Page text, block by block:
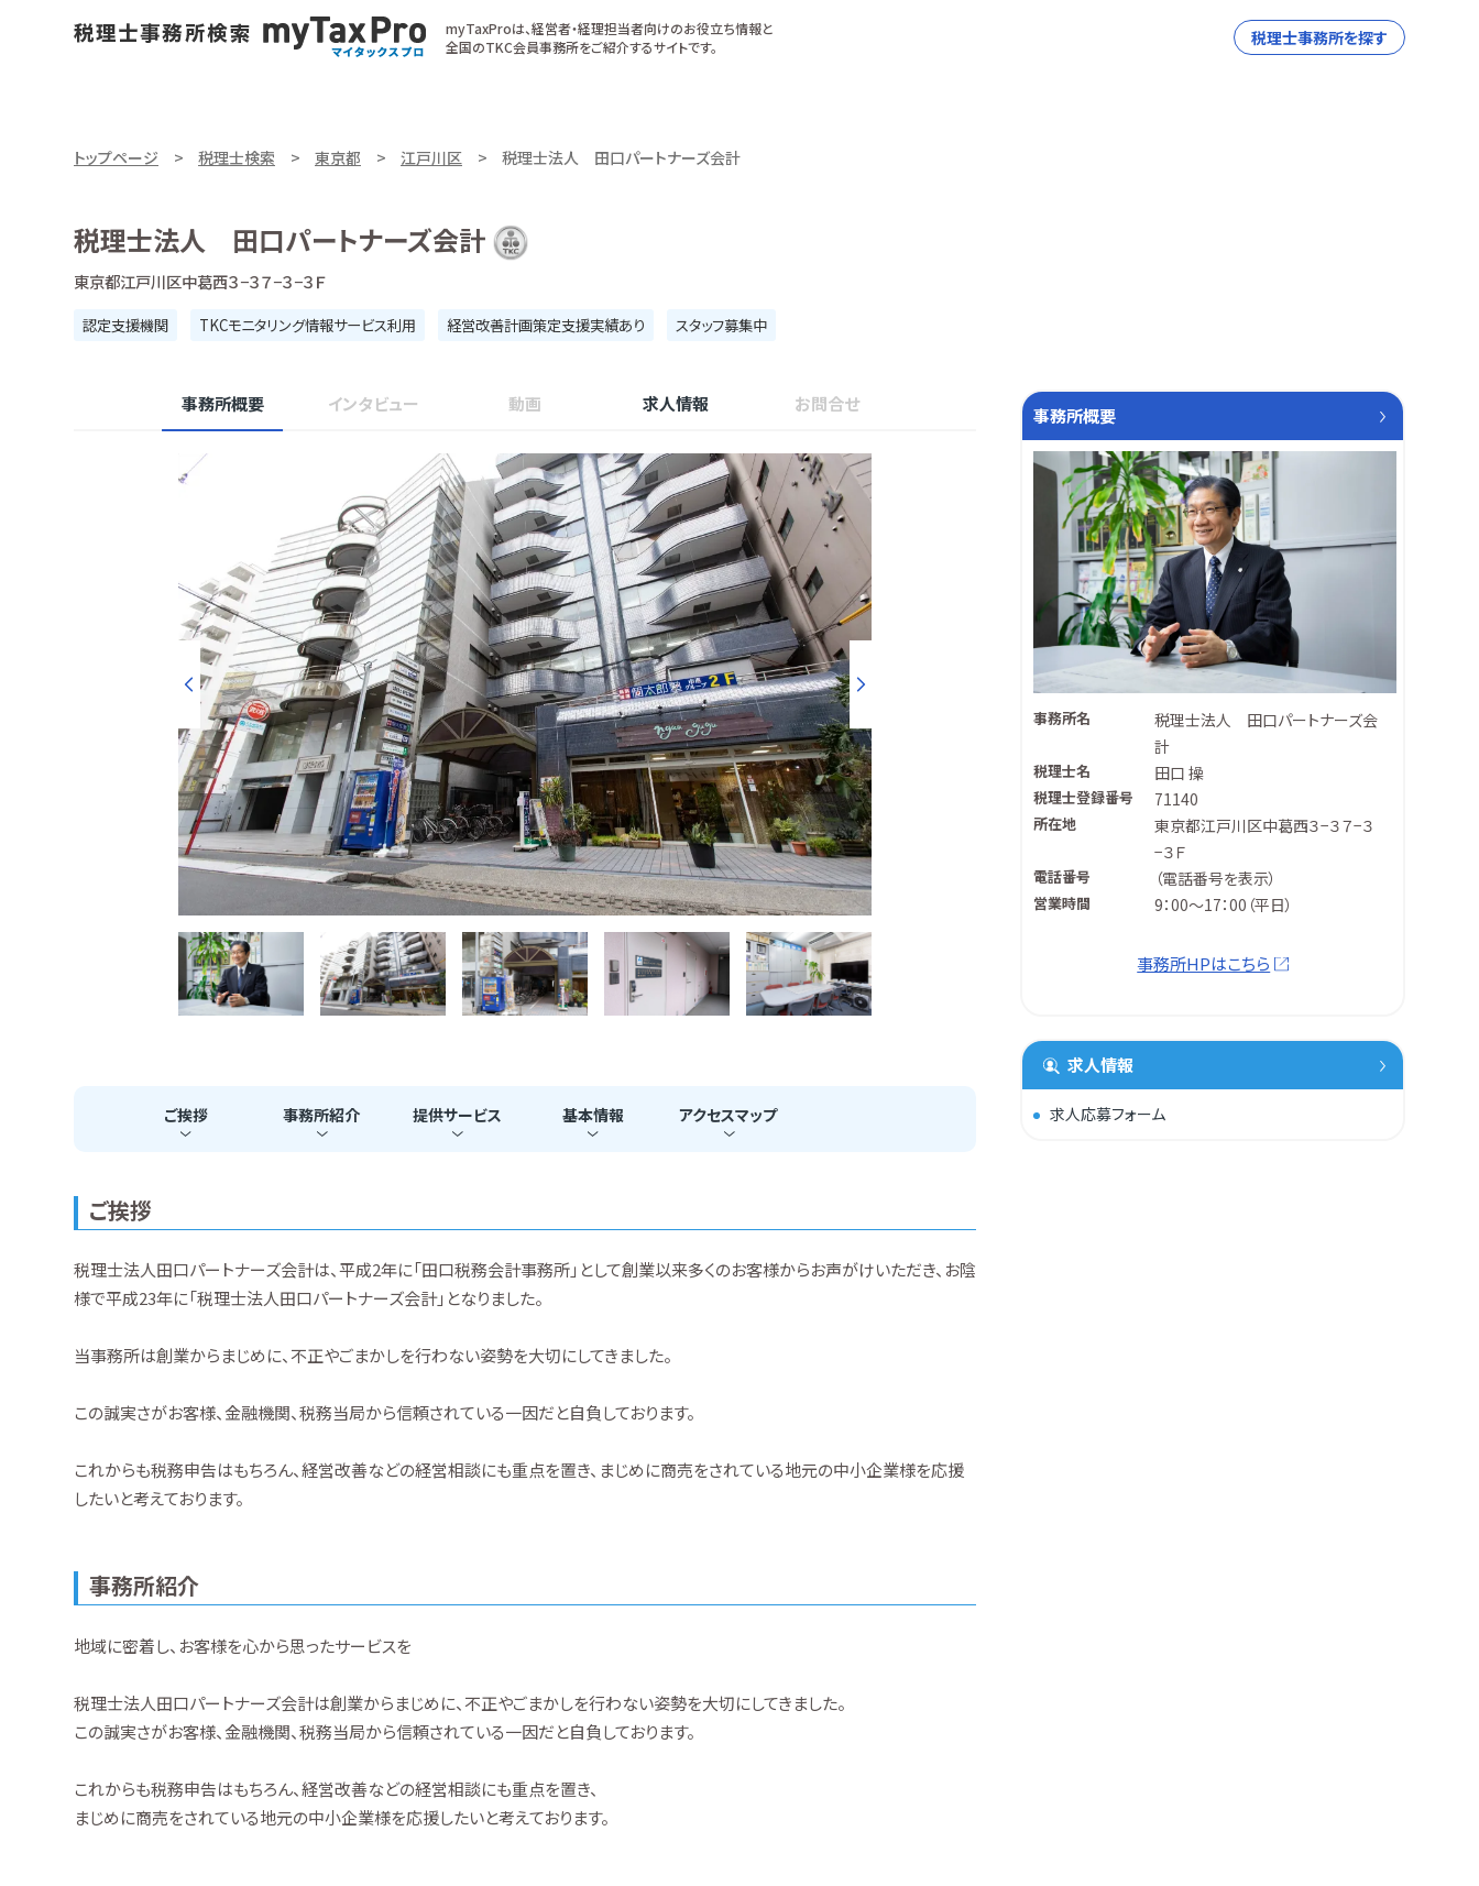
myTaxProは、経営者・経理担当者向けのお役立ち情報と
全国のTKC会員事務所をご紹介するサイトです。
税理士事務所を探す
トップページ 税理士検索 東京都 江戸川区 税理士法人 田口パートナーズ会計
税理士法人 田口パートナーズ会計
東京都江戸川区中葛西３−３７−３−３Ｆ
認定支援機関 TKCモニタリング情報サービス利用 経営改善計画策定支援実績あり スタッフ募集中
事務所概要 インタビュー 動画 求人情報 お問合せ
ご挨拶 事務所紹介 提供サービス 基本情報 アクセスマップ
ご挨拶
税理士法人田口パートナーズ会計は、平成2年に「田口税務会計事務所」として創業以来多くのお客様からお声がけいただき、お陰
様で平成23年に「税理士法人田口パートナーズ会計」となりました。
当事務所は創業からまじめに、不正やごまかしを行わない姿勢を大切にしてきました。
この誠実さがお客様、金融機関、税務当局から信頼されている一因だと自負しております。
これからも税務申告はもちろん、経営改善などの経営相談にも重点を置き、まじめに商売をされている地元の中小企業様を応援
したいと考えております。
事務所紹介
地域に密着し、お客様を心から思ったサービスを
税理士法人田口パートナーズ会計は創業からまじめに、不正やごまかしを行わない姿勢を大切にしてきました。
この誠実さがお客様、金融機関、税務当局から信頼されている一因だと自負しております。
これからも税務申告はもちろん、経営改善などの経営相談にも重点を置き、
まじめに商売をされている地元の中小企業様を応援したいと考えております。
事務所概要
事務所名
税理士法人 田口パートナーズ会
計
税理士名 田口 操
税理士登録番号 71140
所在地
東京都江戸川区中葛西３−３７−３
−３Ｆ
電話番号 （電話番号を表示）
営業時間 9：00～17：00（平日）
事務所HPはこちら
求人情報
求人応募フォーム